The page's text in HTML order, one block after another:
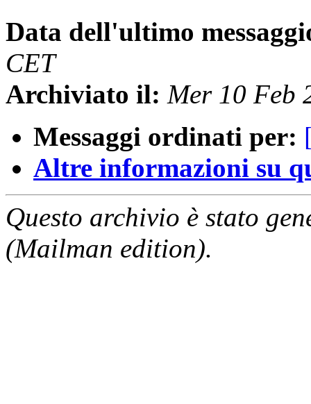
Data dell'ultimo
CET
Archiviato il: Mer 10 Feb
Messaggi ordinati per:
Altre informazioni su
Questo archivio è stato
(Mailman edition).